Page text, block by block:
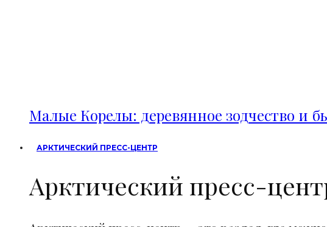
Малые Корелы: деревянное зодчество и
АРКТИЧЕСКИЙ ПРЕСС-ЦЕНТР
Арктический пресс-